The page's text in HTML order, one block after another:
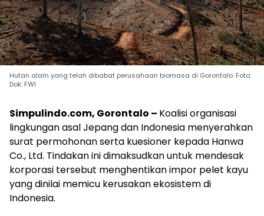
Hutan alam yang telah dibabat perusahaan biomasa di Gorontalo. Foto:
Dok. FWI
Simpulindo.com, Gorontalo – Koalisi organisasi
lingkungan asal Jepang dan Indonesia menyerahkan
surat permohonan serta kuesioner kepada Hanwa
Co., Ltd. Tindakan ini dimaksudkan untuk mendesak
korporasi tersebut menghentikan impor pelet kayu
yang dinilai memicu kerusakan ekosistem di
Indonesia.